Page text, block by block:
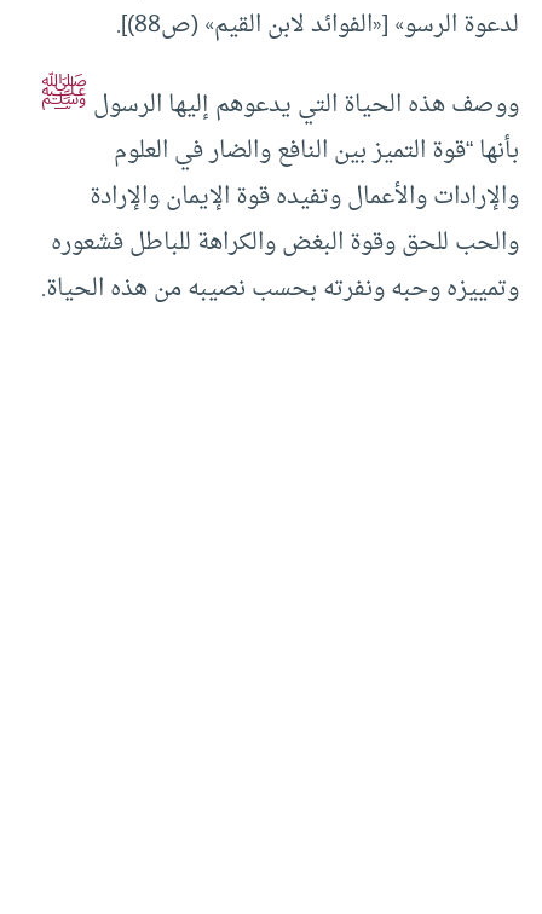
لدعوة الرسو» [«الفوائد لابن القيم» (ص88)].
ووصف هذه الحياة التي يدعوهم إليها الرسولﷺ
بأنها “قوة التميز بين النافع والضار في العلوم
والإرادات والأعمال وتفيده قوة الإيمان والإرادة
والحب للحق وقوة البغض والكراهة للباطل فشعوره
وتمييزه وحبه ونفرته بحسب نصيبه من هذه الحياة.